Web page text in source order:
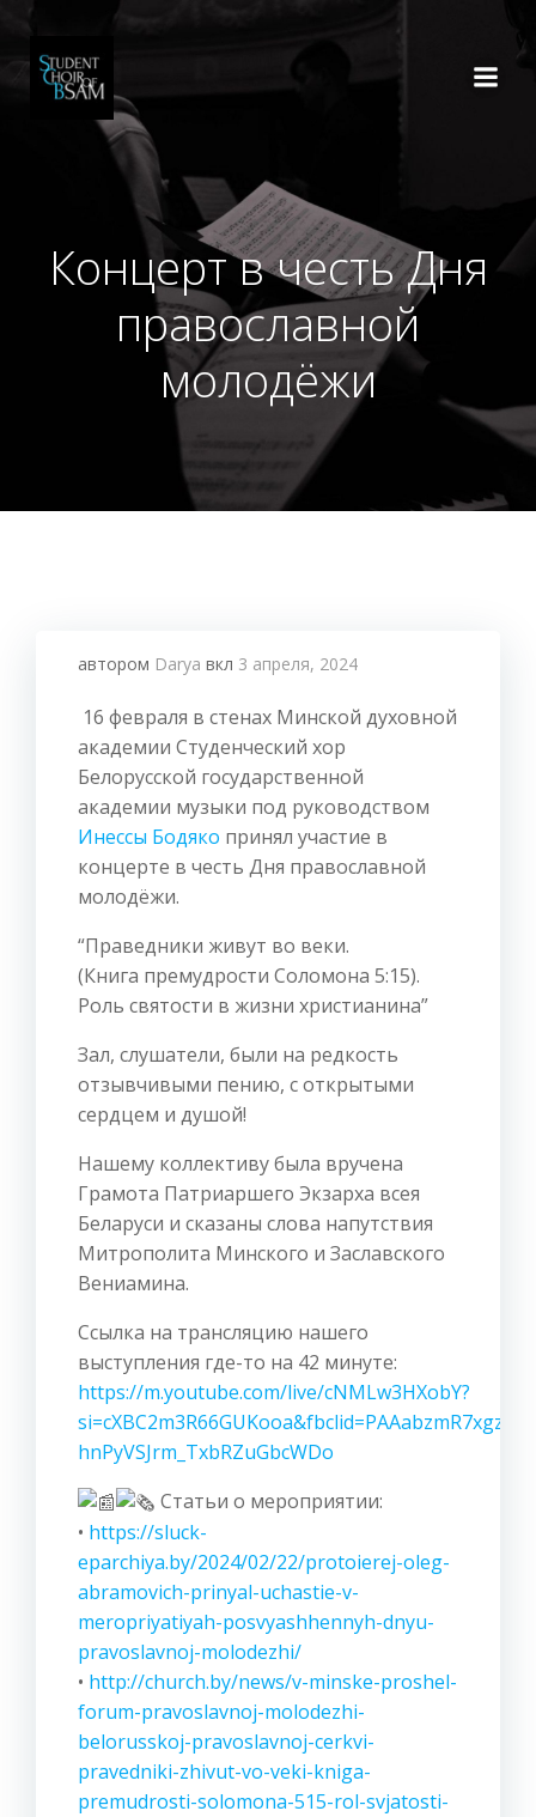
Концерт в честь Дня
православной
молодёжи
автором Darya вкл 3 апреля, 2024
16 февраля в стенах Минской духовной
академии Студенческий хор
Белорусской государственной
академии музыки под руководством
Инессы Бодяко принял участие в
концерте в честь Дня православной
молодёжи.
“Праведники живут во веки.
(Книга премудрости Соломона 5:15).
Роль святости в жизни христианина”
Зал, слушатели, были на редкость
отзывчивыми пению, с открытыми
сердцем и душой!
Нашему коллективу была вручена
Грамота Патриаршего Экзарха всея
Беларуси и сказаны слова напутствия
Митрополита Минского и Заславского
Вениамина.
Ссылка на трансляцию нашего
выступления где-то на 42 минуте:
https://m.youtube.com/live/cNMLw3HXobY?
hnPyVSJrm_TxbRZuGbcWDo
Статьи о мероприятии:
• https://sluck-
eparchiya.by/2024/02/22/protoierej-oleg-
abramovich-prinyal-uchastie-v-
meropriyatiyah-posvyashhennyh-dnyu-
pravoslavnoj-molodezhi/
• http://church.by/news/v-minske-proshel-
forum-pravoslavnoj-molodezhi-
belorusskoj-pravoslavnoj-cerkvi-
pravedniki-zhivut-vo-veki-kniga-
premudrosti-solomona-515-rol-svjatosti-